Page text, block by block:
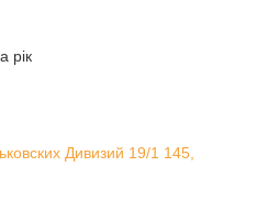
рік
Дивизий 19/1 145,